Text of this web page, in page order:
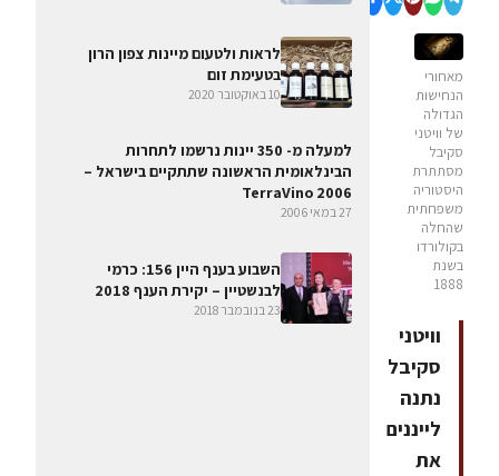
מאחורי
הנחישות
הגדולה
של וויטני
סקיבל
מסתתרת
היסטוריה
משפחתית
שהחלה
בקולורדו
בשנת
1888
וויטני
סקיבל
נתנה
לייננים
את
לראות ולטעום מיינות צפון הרון
בטעימת זום
10 באוקטובר 2020
למעלה מ- 350 יינות נרשמו לתחרות
הבינלאומית הראשונה שתתקיים בישראל –
TerraVino 2006
27 במאי 2006
השבוע בענף היין 156: כרמי
לבנשטיין – יקירת הענף 2018
23 בנובמבר 2018